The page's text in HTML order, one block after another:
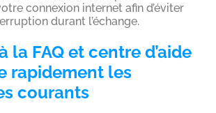
connexion internet afin d’éviter
durant l’échange.
la FAQ et centre d’aide
rapidement les
courants